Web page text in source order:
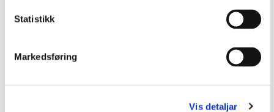
Statistikk
Markedsføring
Vis detaljar
DAT107 Databaser